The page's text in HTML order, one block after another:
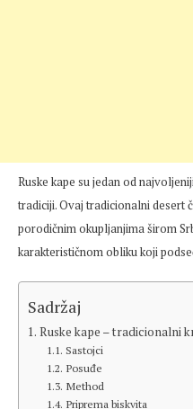
Ruske kape su jedan od
tradiciji. Ovaj tradicionalni desert
porodičnim okupljanjima širom
karakterističnom obliku koji
Sadržaj
Ruske kape – tradicionalni
Sastojci
Posuđe
Method
Priprema biskvita